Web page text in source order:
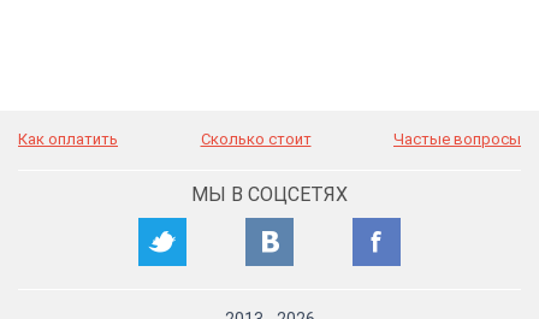
Как оплатить Сколько стоит Частые вопросы
МЫ В СОЦСЕТЯХ